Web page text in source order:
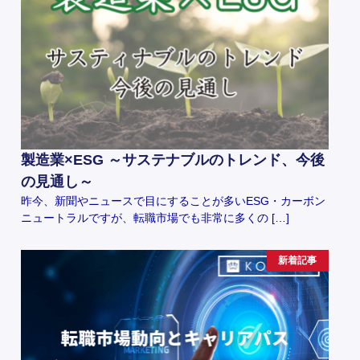
製造業×ESG ～サステナブルのトレンド、今後
の見通し～
昨今、新聞やニュースで目にすることが多いESG・カーボン
ニュートラルですが、転職市場でも非常に多くの […]
新着記事